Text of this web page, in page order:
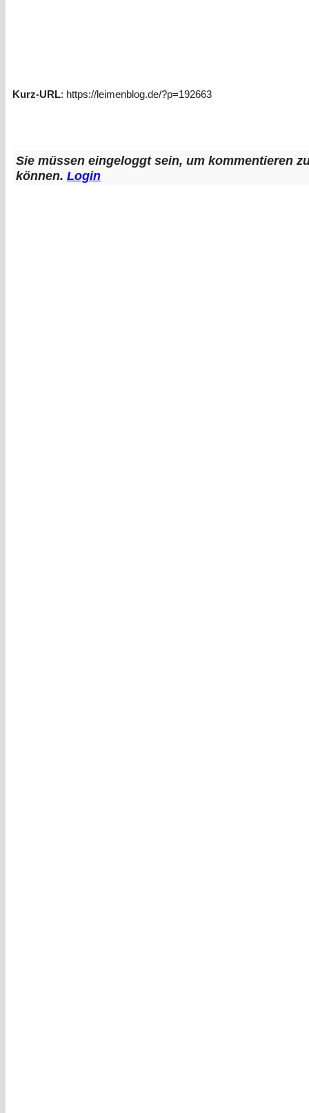
Kurz-URL: https://leimenblog.de/?p=192663
Sie müssen eingeloggt sein, um kommentieren
können. Login